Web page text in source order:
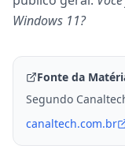
Windows 11?
Fonte da
Segundo
canaltech.com.br